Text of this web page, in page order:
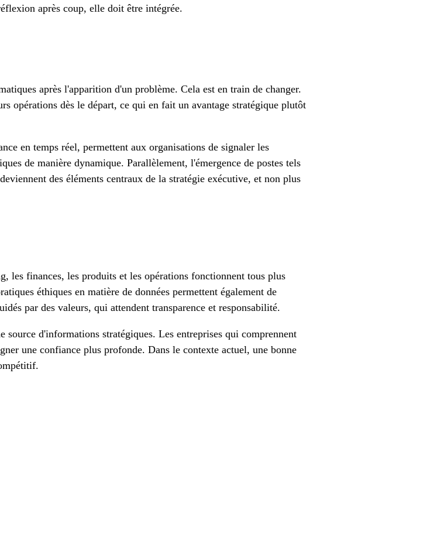
après coup, elle doit être intégrée.
après l'apparition d'un problème. Cela est en train de changer.
opérations dès le départ, ce qui en fait un avantage stratégique plutôt
en temps réel, permettent aux organisations de signaler les
de manière dynamique. Parallèlement, l'émergence de postes tels
des éléments centraux de la stratégie exécutive, et non plus
les finances, les produits et les opérations fonctionnent tous plus
éthiques en matière de données permettent également de
par des valeurs, qui attendent transparence et responsabilité.
source d'informations stratégiques. Les entreprises qui comprennent
une confiance plus profonde. Dans le contexte actuel, une bonne